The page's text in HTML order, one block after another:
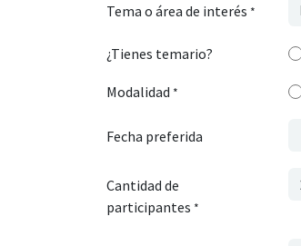
Tema o área de interés *
¿Tienes temario?
Modalidad *
Fecha preferida
Cantidad de
participantes *